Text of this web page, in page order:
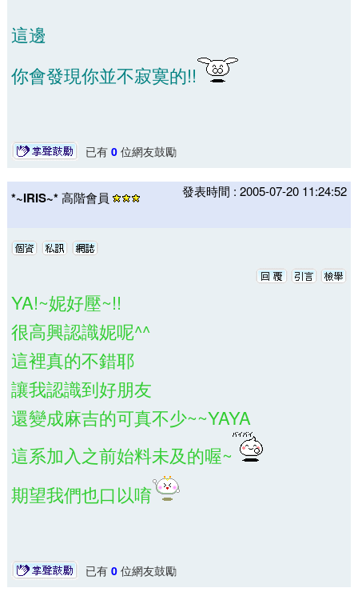
這邊
你會發現你並不寂寞的!!
已有 0位網友鼓勵
*~IRIS~*高階會員 發表時間 : 2005-07-20 11:24:52
YA!~妮好壓~!!
很高興認識妮呢^^
這裡真的不錯耶
讓我認識到好朋友
還變成麻吉的可真不少~~YAYA
這系加入之前始料未及的喔~
期望我們也口以唷
已有 0位網友鼓勵